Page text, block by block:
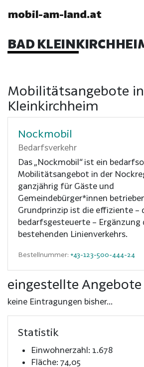
mobil-am-land.at
BAD
Mobilitätsangebote
Kleinkirchheim
Nockmobil
Bedarfsverkehr
Das „Nockmobil“ ist ein
Mobilitätsangebot in der
ganzjährig für Gäste und
Gemeindebürger*innen
Grundprinzip ist die effiziente –
bedarfsgesteuerte – Ergänzung
bestehenden Linienverkehrs.
Bestellnummer: +43-123-500-444-24
eingestellte Angebote
keine Eintragungen bisher...
Statistik
Einwohnerzahl: 1.678
Fläche: 74,05